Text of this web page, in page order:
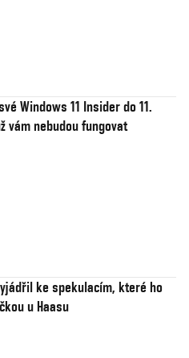
Windows 11 Insider do 11.
vám nebudou fungovat
ke spekulacím, které ho
u Haasu